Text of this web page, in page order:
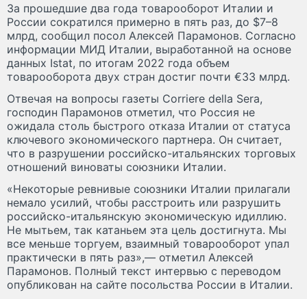
За прошедшие два года товарооборот Италии и
России сократился примерно в пять раз, до $7–8
млрд, сообщил посол Алексей Парамонов. Согласно
информации МИД Италии, выработанной на основе
данных Istat, по итогам 2022 года объем
товарооборота двух стран достиг почти €33 млрд.
Отвечая на вопросы газеты Corriere della Sera,
господин Парамонов отметил, что Россия не
ожидала столь быстрого отказа Италии от статуса
ключевого экономического партнера. Он считает,
что в разрушении российско-итальянских торговых
отношений виноваты союзники Италии.
«Некоторые ревнивые союзники Италии прилагали
немало усилий, чтобы расстроить или разрушить
российско-итальянскую экономическую идиллию.
Не мытьем, так катаньем эта цель достигнута. Мы
все меньше торгуем, взаимный товарооборот упал
практически в пять раз»,— отметил Алексей
Парамонов. Полный текст интервью с переводом
опубликован на сайте посольства России в Италии.